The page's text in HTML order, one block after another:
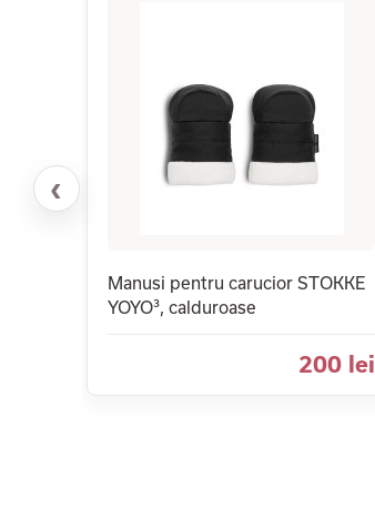
‹
Manusi pentru carucior STOKKE
YOYO³, calduroase
200 lei